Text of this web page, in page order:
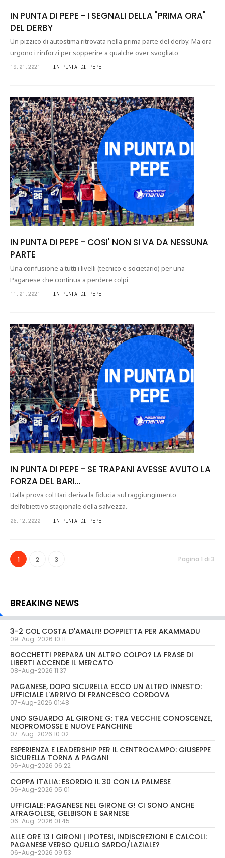
IN PUNTA DI PEPE - I SEGNALI DELLA "PRIMA ORA"
DEL DERBY
Un pizzico di autostima ritrovata nella prima parte del derby. Ma ora
urgono i rinforzi per sopperire a qualche over svogliato
19.01.2021 IN PUNTA DI PEPE
IN PUNTA DI PEPE - COSI' NON SI VA DA NESSUNA
PARTE
Una confusione a tutti i livelli (tecnico e societario) per una
Paganese che continua a perdere colpi
11.01.2021 IN PUNTA DI PEPE
IN PUNTA DI PEPE - SE TRAPANI AVESSE AVUTO LA
FORZA DEL BARI...
Dalla prova col Bari deriva la fiducia sul raggiungimento
dell’obiettivo stagionale della salvezza.
06.12.2020 IN PUNTA DI PEPE
1 2 3 Pagina 1 di 3
BREAKING NEWS
3-2 COL COSTA D'AMALFI! DOPPIETTA PER AKAMMADU
09-Aug-2026 10:11
BOCCHETTI PREPARA UN ALTRO COLPO? LA FRASE DI
LIBERTI ACCENDE IL MERCATO
08-Aug-2026 11:37
PAGANESE, DOPO SICURELLA ECCO UN ALTRO INNESTO:
UFFICIALE L'ARRIVO DI FRANCESCO CORDOVA
07-Aug-2026 01:48
UNO SGUARDO AL GIRONE G: TRA VECCHIE CONOSCENZE,
NEOPROMOSSE E NUOVE PANCHINE
07-Aug-2026 10:02
ESPERIENZA E LEADERSHIP PER IL CENTROCAMPO: GIUSEPPE
SICURELLA TORNA A PAGANI
06-Aug-2026 06:22
COPPA ITALIA: ESORDIO IL 30 CON LA PALMESE
06-Aug-2026 05:01
UFFICIALE: PAGANESE NEL GIRONE G! CI SONO ANCHE
AFRAGOLESE, GELBISON E SARNESE
06-Aug-2026 01:45
ALLE ORE 13 I GIRONI | IPOTESI, INDISCREZIONI E CALCOLI:
PAGANESE VERSO QUELLO SARDO/LAZIALE?
06-Aug-2026 09:53